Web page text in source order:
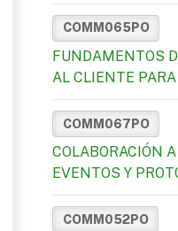
COMM065PO
FUNDAMENTOS
AL CLIENTE
COMM067PO
COLABORACIÓN
EVENTOS Y
COMM052PO